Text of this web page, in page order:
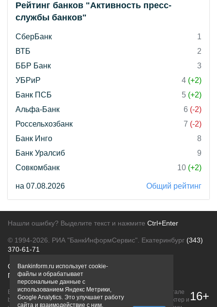
Рейтинг банков "Активность пресс-
службы банков"
СберБанк
1
ВТБ
2
ББР Банк
3
УБРиР
4 (+2)
Банк ПСБ
5 (+2)
Альфа-Банк
6 (-2)
Россельхозбанк
7 (-2)
Банк Инго
8
Банк Уралсиб
9
Совкомбанк
10 (+2)
на 07.08.2026 Общий рейтинг
Нашли ошибку? Выделите текст и нажмите Ctrl+Enter
© 1994-2026. РИА "БанкИнформСервис". Екатеринбург (343)
370-61-71
О проектеПолитика конфиденциальности
Правовая информацияДля рекламодателей
Вся информация о продуктах банков, размещенная на портале
bankinform.ru, носит исключительно ознакомительный характер и 16+
Bankinform.ru использует cookie-
файлы и обрабатывает
персональные данные с
использованием Яндекс Метрики,
Google Analytics. Это улучшает работу
сайта и взаимодействие с ним.